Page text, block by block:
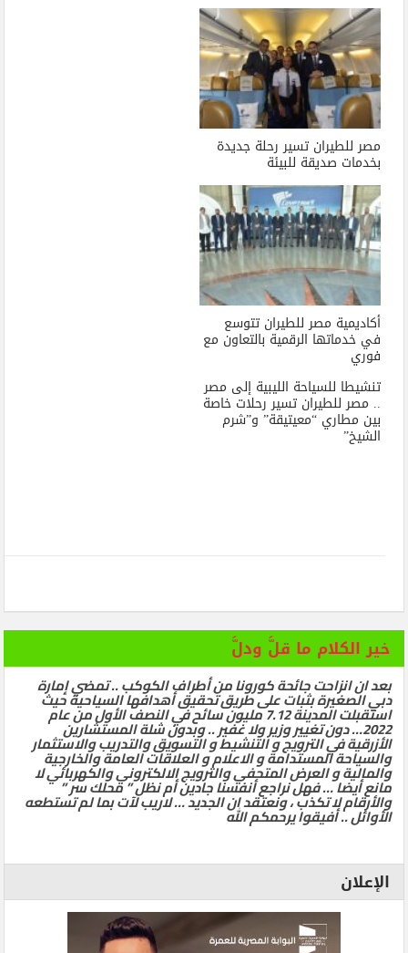
مصر للطيران تسير رحلة جديدة
بخدمات صديقة للبيئة
أكاديمية مصر للطيران تتوسع
في خدماتها الرقمية بالتعاون مع
فوري
تنشيطا للسياحة الليبية إلى مصر
.. مصر للطيران تسير رحلات خاصة
بين مطاري “معيتيقة” و”شرم
الشيخ”
خير الكلام ما قلَّ ودلَّ
بعد ان انزاحت جائحة كورونا من أطراف الكوكب .. تمضي إمارة
دبي الصغيرة بثبات على طريق تحقيق أهدافها السياحية حيث
استقبلت المدينة 7.12 مليون سائح في النصف الأول من عام
2022… دون تغيير وزير ولا غفير .. وبدون شلة المستشارين
الأزرقية في الترويج و التنشيط و التسويق والتدريب والاستثمار
والسياحة المستدامة و الاعلام و العلاقات العامة والخارجية
والمالية و العرض المتحفي والترويج الالكتروني والكهربائي لا
مانع أيضا … فهل نراجع أنفسنا جادين أم نظل ” محلك سر ”
والأرقام لا تكذب ، ونعتقد ان الجديد … لاريب لآت بما لم تستطعه
الأوائل .. أفيقوا يرحمكم الله
الإعلان